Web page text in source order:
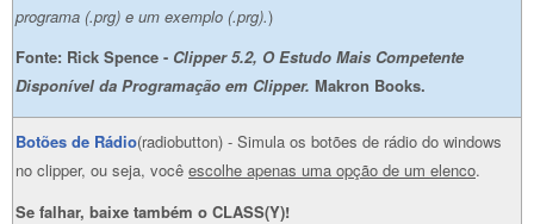
programa (.prg) e um exemplo (.prg).)
Fonte: Rick Spence - Clipper 5.2, O Estudo Mais Competente
Disponível da Programação em Clipper. Makron Books.
Botões de Rádio(radiobutton) - Simula os botões de rádio do windows
no clipper, ou seja, você escolhe apenas uma opção de um elenco.
Se falhar, baixe também o CLASS(Y)!